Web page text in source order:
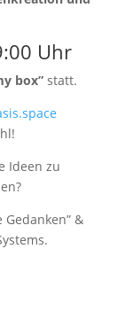
Uhr
box” statt.
Ideen zu
&